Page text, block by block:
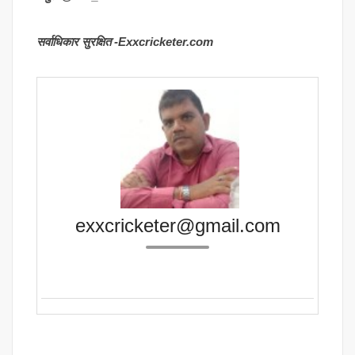
सर्वाधिकार सुरक्षित -Exxcricketer.com
exxcricketer@gmail.com